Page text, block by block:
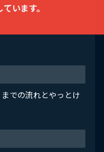
までの流れとやっとけ
います。